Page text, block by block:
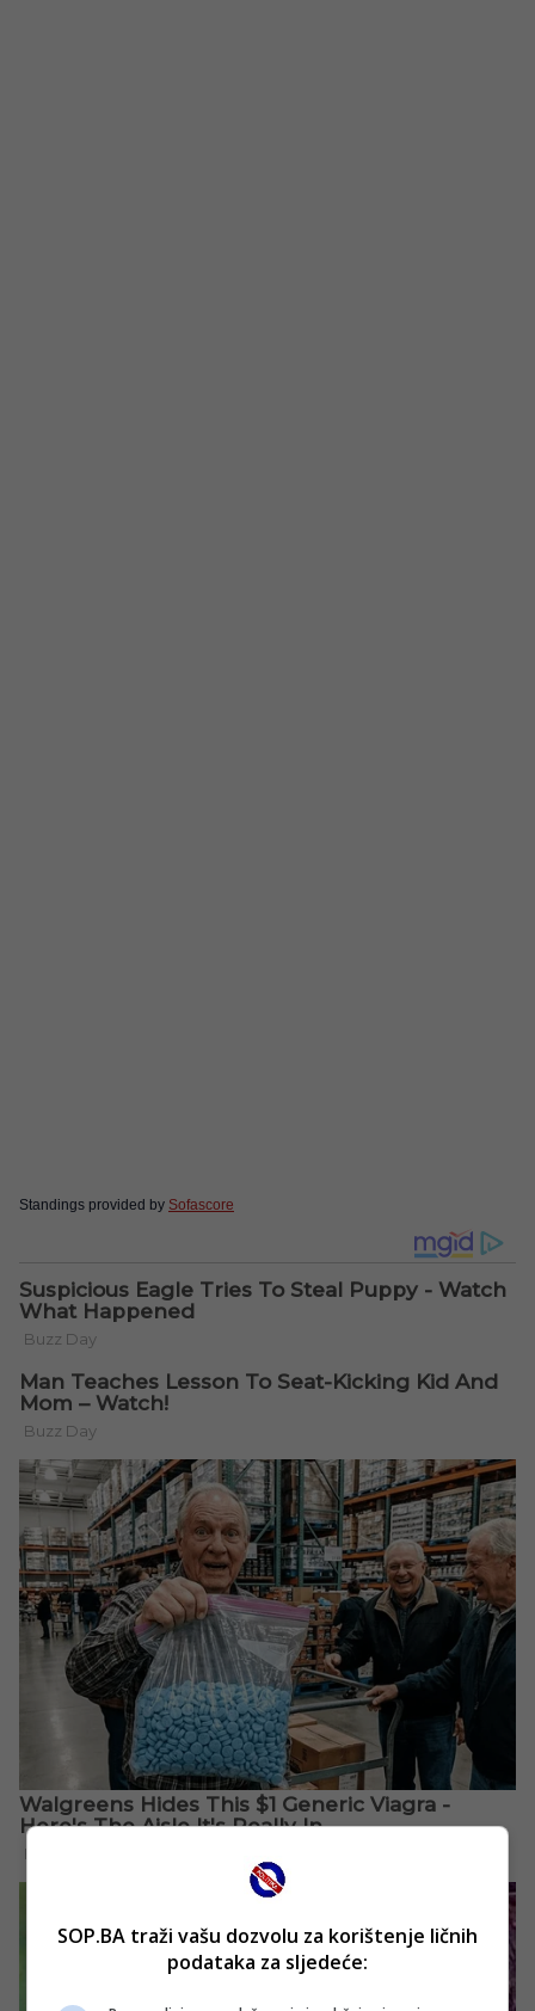
Standings provided by Sofascore
SOP.BA traži vašu dozvolu za korištenje ličnih
podataka za sljedeće: